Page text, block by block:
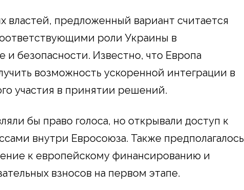
властей, предложенный вариант считается
роли Украины в
и безопасности. Известно, что Европа
возможность ускоренной интеграции в
участия в принятии решений.
бы право голоса, но открывали доступ к
внутри Евросоюза. Также предполагалось
к европейскому финансированию и
взносов на первом этапе.